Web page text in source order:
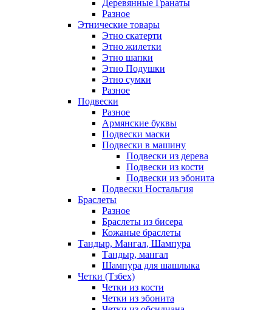
Деревянные Гранаты
Разное
Этнические товары
Этно скатерти
Этно жилетки
Этно шапки
Этно Подушки
Этно сумки
Разное
Подвески
Разное
Армянские буквы
Подвески маски
Подвески в машину
Подвески из дерева
Подвески из кости
Подвески из эбонита
Подвески Ностальгия
Браслеты
Разное
Браслеты из бисера
Кожаные браслеты
Тандыр, Мангал, Шампура
Тандыр, мангал
Шампура для шашлыка
Четки (Тзбех)
Четки из кости
Четки из эбонита